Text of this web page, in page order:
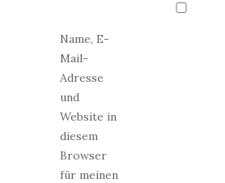
Name, E-
Mail-
Adresse
und
Website in
diesem
Browser
für meinen